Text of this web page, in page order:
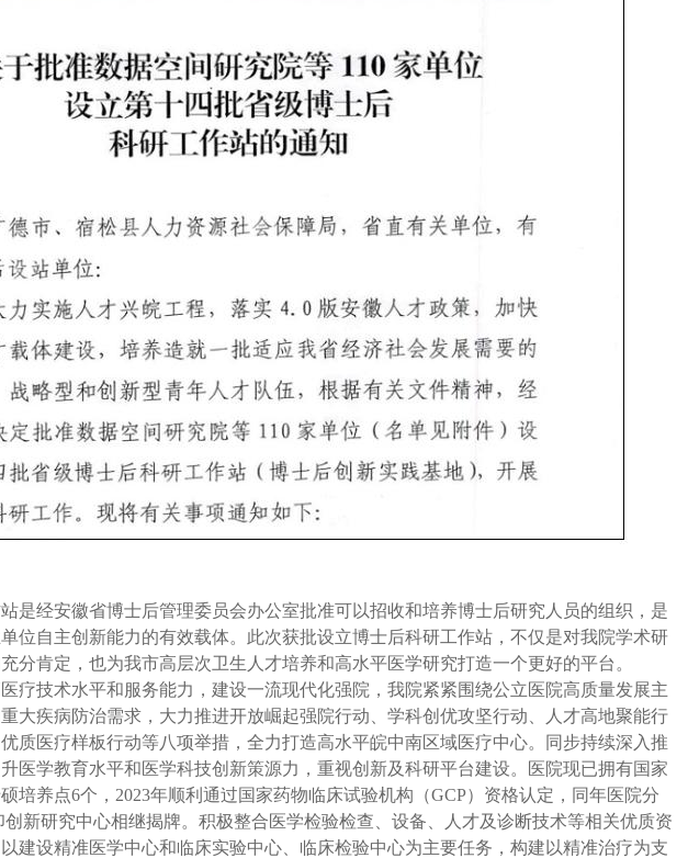
是经安徽省博士后管理委员会办公室批准可以招收和培养博士后研究人员的组织，是
位自主创新能力的有效载体。此次获批设立博士后科研工作站，不仅是对我院学术研
分肯定，也为我市高层次卫生人才培养和高水平医学研究打造一个更好的平台 。
疗技术水平和服务能力，建设一流现代化强院，我院紧紧围绕公立医院高质量发展主
大疾病防治需求，大力推进开放崛起强院行动、学科创优攻坚行动、人才高地聚能行
质医疗样板行动等八项举措，全力打造高水平皖中南区域医疗中心。同步持续深入推
医学教育水平和医学科技创新策源力，重视创新及科研平台建设。医院现已拥有国家
培养点6个，2023年顺利通过国家药物临床试验机构（GCP）资格认定，同年医院分
新研究中心相继揭牌。积极整合医学检验检查、设备、人才及诊断技术等相关优质资
建设精准医学中心和临床实验中心、临床检验中心为主要任务，构建以精准治疗为支